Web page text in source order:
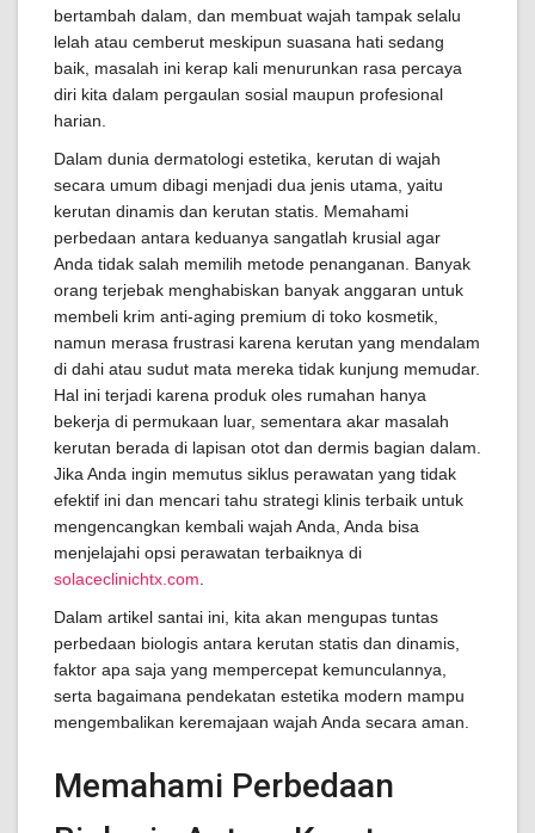
bertambah dalam, dan membuat wajah tampak selalu
lelah atau cemberut meskipun suasana hati sedang
baik, masalah ini kerap kali menurunkan rasa percaya
diri kita dalam pergaulan sosial maupun profesional
harian.
Dalam dunia dermatologi estetika, kerutan di wajah
secara umum dibagi menjadi dua jenis utama, yaitu
kerutan dinamis dan kerutan statis. Memahami
perbedaan antara keduanya sangatlah krusial agar
Anda tidak salah memilih metode penanganan. Banyak
orang terjebak menghabiskan banyak anggaran untuk
membeli krim anti-aging premium di toko kosmetik,
namun merasa frustrasi karena kerutan yang mendalam
di dahi atau sudut mata mereka tidak kunjung memudar.
Hal ini terjadi karena produk oles rumahan hanya
bekerja di permukaan luar, sementara akar masalah
kerutan berada di lapisan otot dan dermis bagian dalam.
Jika Anda ingin memutus siklus perawatan yang tidak
efektif ini dan mencari tahu strategi klinis terbaik untuk
mengencangkan kembali wajah Anda, Anda bisa
menjelajahi opsi perawatan terbaiknya di
solaceclinichtx.com
Dalam artikel santai ini, kita akan mengupas tuntas
perbedaan biologis antara kerutan statis dan dinamis,
faktor apa saja yang mempercepat kemunculannya,
serta bagaimana pendekatan estetika modern mampu
mengembalikan keremajaan wajah Anda secara aman.
Memahami Perbedaan